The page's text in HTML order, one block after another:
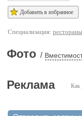
Добавить в избранное
Специализация: рестораны
Фото /
Как
Реклама